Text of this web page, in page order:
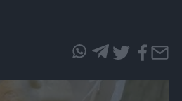
articolo